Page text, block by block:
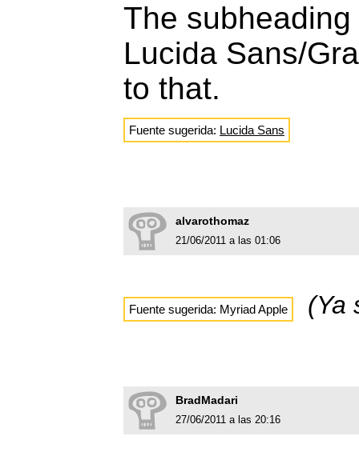
The
Lucida Sans/
to that.
Fuente sugerida: Lucida Sans
alvarothomaz
21/06/2011 a las 01:06
Fuente sugerida: Myriad Apple (Ya
BradMadari
27/06/2011 a las 20:16